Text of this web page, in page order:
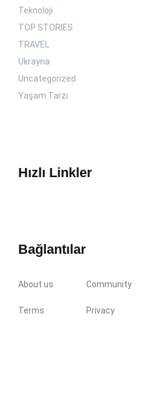
Teknoloji
TOP STORIES
TRAVEL
Ukrayna
Uncategorized
Yaşam Tarzı
Hızlı Linkler
Bağlantılar
About us Community
Terms Privacy